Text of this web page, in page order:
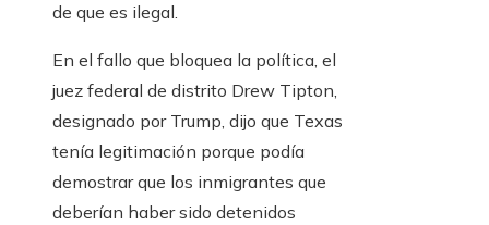
de que es ilegal.
En el fallo que bloquea la política, el
juez federal de distrito Drew Tipton,
designado por Trump, dijo que Texas
tenía legitimación porque podía
demostrar que los inmigrantes que
deberían haber sido detenidos